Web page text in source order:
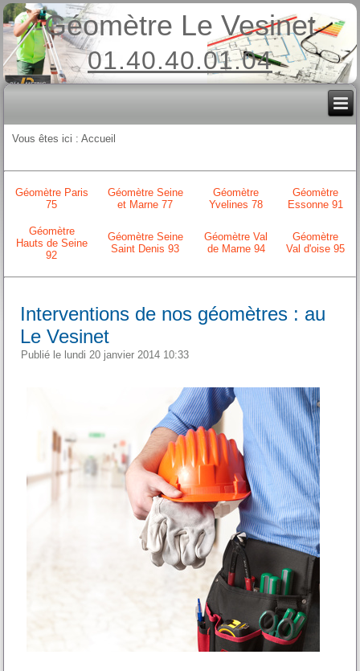
Géomètre Le Vesinet
01.40.40.01.04
Vous êtes ici :Accueil
Géomètre Paris
75
Géomètre Seine
et Marne 77
Géomètre
Yvelines 78
Géomètre
Essonne 91
Géomètre
Hauts de Seine
92
Géomètre Seine
Saint Denis 93
Géomètre Val
de Marne 94
Géomètre
Val d'oise 95
Interventions de nos géomètres : au
Le Vesinet
Publié le lundi 20 janvier 2014 10:33